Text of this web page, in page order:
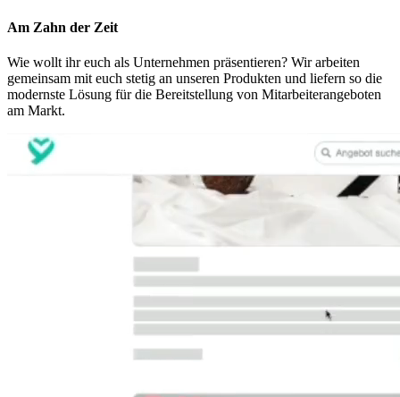
Am Zahn der Zeit
Wie wollt ihr euch als Unternehmen präsentieren? Wir arbeiten
gemeinsam mit euch stetig an unseren Produkten und liefern so die
modernste Lösung für die Bereitstellung von Mitarbeiterangeboten
am Markt.